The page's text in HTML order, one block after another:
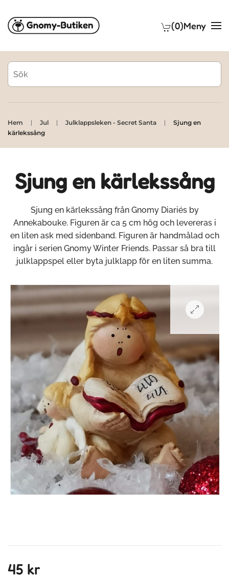
Skip to main content (0)Meny
Hem Jul Julklappsleken - Secret Santa
Sjung en
kärlekssång
Sjung en kärlekssång
Sjung en kärlekssång från Gnomy Diariés by
Annekabouke. Figuren är ca 5 cm hög och levereras i
en liten ask med sidenband. Figuren är handmålad och
ingår i serien Gnomy Winter Friends. Passar så bra till
julklappspel eller byta julklapp för en liten summa.
45 kr